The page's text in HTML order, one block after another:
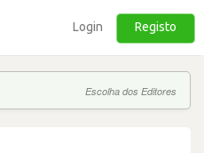
Login Registo
Escolha dos Editores